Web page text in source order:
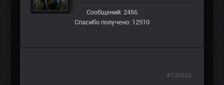
Сообщений: 2456
Спасибо получено: 12910
#130843